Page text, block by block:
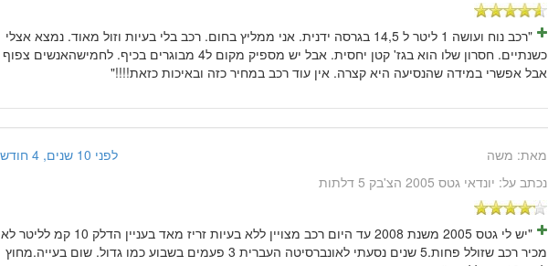
"רכב נוח ועושה 1 ליטר ל 14,5 בגרסה ידנית. אני ממליץ בחום. רכב בלי בעיות וזול מאוד. נמצא אצלי
כשנתיים. חסרון שלו הוא בגז' קטן יחסית. אבל יש מספיק מקום ל4 מבוגרים בכיף. לחמישהאנשים צפוף
אבל אפשרי במידה שהנסיעה היא קצרה. אין עוד רכב במחיר כזה ובאיכות כזאת!!!!"
מאת: משה
לפני 10 שנים, 4 חודשים
נכתב על: יונדאי גטס 2005 הצ'בק 5 דלתות
"יש לי גטס 2005 משנת 2008 עד היום רכב מצויין ללא בעיות זריז מאד בעניין הדלק 10 קמ לליטר לא
מכיר רכב שזולל פחות.5 שנים נסעתי לאונברסיטה העברית 3 פעמים בשבוע כמו גדול. שום בעייה.מחוץ